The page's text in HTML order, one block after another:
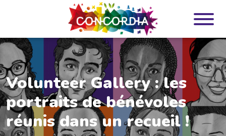
Volunteer Gallery : les
portraits de bénévoles
réunis dans un recueil !
Panneau de gestion des cookies